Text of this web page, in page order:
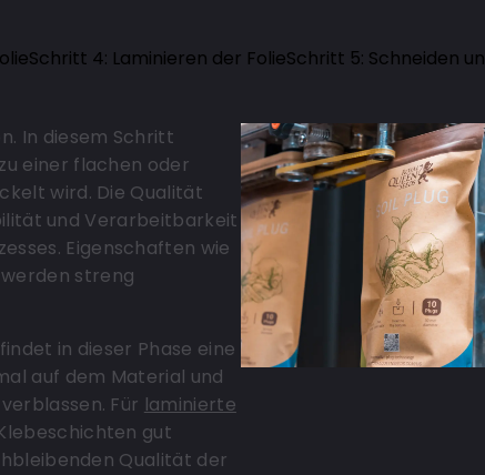
Schritt 4: Laminieren der FolieSchritt 5: Schneiden
In diesem Schritt
einer flachen oder
wird. Die Qualität
und Verarbeitbarkeit
Eigenschaften wie
streng
in dieser Phase eine
auf dem Material und
Für laminierte
gut
Qualität der